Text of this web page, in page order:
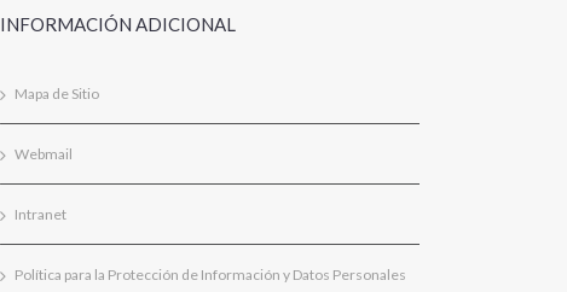
INFORMACIÓN ADICIONAL
Mapa de Sitio
Webmail
Intranet
Política para la Protección de Información y Datos Personales